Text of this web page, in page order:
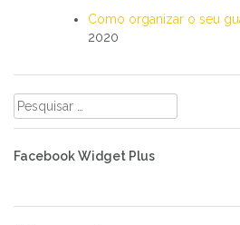
Como organizar o seu
2020
Pesquisar
por:
Facebook Widget Plus